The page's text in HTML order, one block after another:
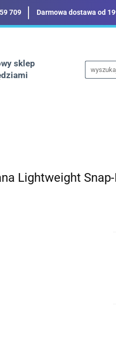
709 Darmowa dostawa od
sklep
Odzież robocza i BHP
Lightweight